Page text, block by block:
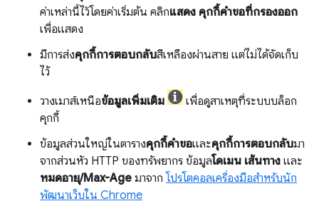
ค่าเหล่านี้ไว้โดยค่าเริ่มต้น คลิกแสดง คุกกี้คำขอที่กรองออก
เพื่อแสดง
มีการส่งคุกกี้การตอบกลับสีเหลืองผ่านสาย แต่ไม่ได้จัดเก็บ
ไว้
วางเมาส์เหนือข้อมูลเพิ่มเติม
เพื่อดูสาเหตุที่ระบบบล็อก
คุกกี้
ข้อมูลส่วนใหญ่ในตารางคุกกี้คำขอและคุกกี้การตอบกลับมา
จากส่วนหัว HTTP ของทรัพยากร ข้อมูลโดเมน เส้นทาง และ
หมดอายุ/Max-Age มาจาก โปรโตคอลเครื่องมือสำหรับนัก
พัฒนาเว็บใน Chrome